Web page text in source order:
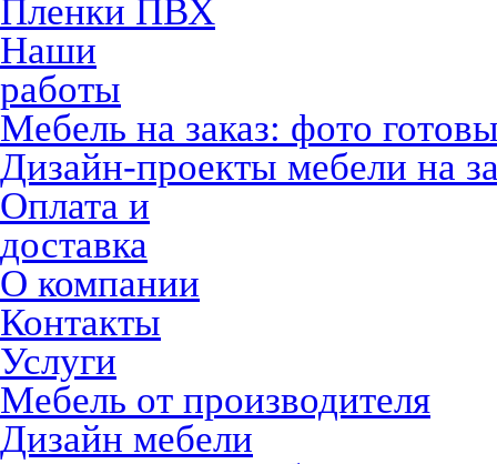
Пленки ПВХ
Наши
работы
Мебель на заказ: фото
Дизайн-проекты мебели на
Оплата и
доставка
О компании
Контакты
Услуги
Мебель от производителя
Дизайн мебели